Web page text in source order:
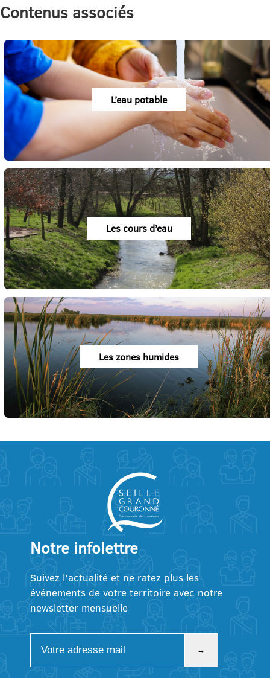
Contenus associés
L’eau potable
Les cours d’eau
Les zones humides
Notre infolettre
Suivez l’actualité et ne ratez plus les
événements de votre territoire avec notre
newsletter mensuelle